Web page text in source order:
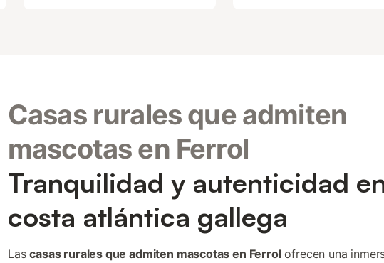
Casas rurales que admiten
mascotas en Ferrol
Tranquilidad y autenticidad
costa atlántica gallega
Lascasas rurales que admiten mascotas en Ferrolofrecen una